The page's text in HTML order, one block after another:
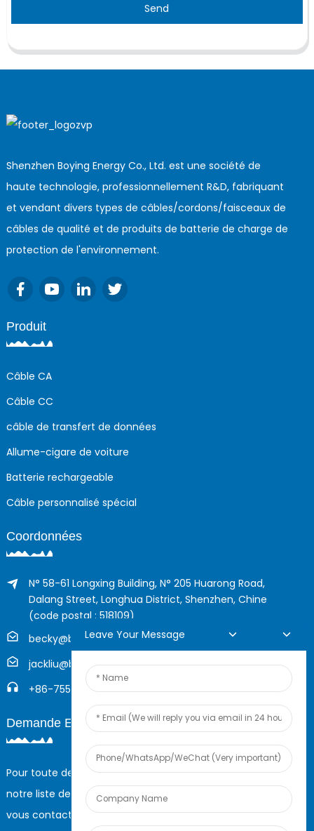
Send
Shenzhen Boying Energy Co., Ltd. est une société de
haute technologie, professionnellement R&D, fabriquant
et vendant divers types de câbles/cordons/faisceaux de
câbles de qualité et de produits de batterie de charge de
protection de l'environnement.
Produit
Câble CA
Câble CC
câble de transfert de données
Allume-cigare de voiture
Batterie rechargeable
Câble personnalisé spécial
Coordonnées
N° 58-61 Longxing Building, N° 205 Huarong Road,
Dalang Street, Longhua District, Shenzhen, Chine
(code postal : 518109)
becky@boyingcable.com
jackliu@boyingcable.com
+86-755-21014277
Demande En Ligne
Pour toute demande de renseignements sur nos produits ou
notre liste de prix, veuillez nous laisser votre e-mail et nous
vous contacterons dans les 24 heures.
Leave Your Message